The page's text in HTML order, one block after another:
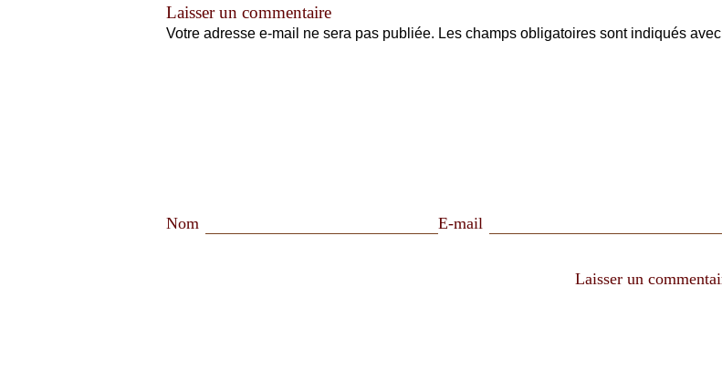
Laisser un commentaire
Votre adresse e-mail ne sera pas publiée. Les champs obligatoires sont indiqués avec
Nom E-mail